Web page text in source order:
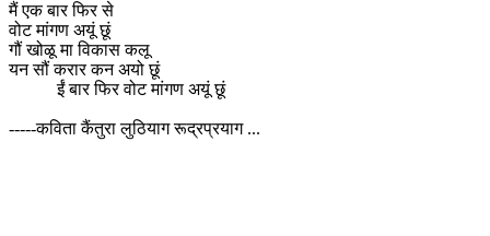
मैं एक बार फिर से
वोट मांगण अयूं छूं
गौं खोळू मा विकास कलू
यन सौं करार कन अयो छूं
ईं बार फिर वोट मांगण अयूं छूं
-----कविता कैंतुरा लुठियाग रूद्रप्रयाग ...